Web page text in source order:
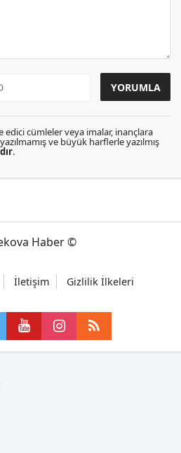
edici cümleler veya imalar, inançlara
ve büyük harflerle yazılmış
.
Haber ©
İletişim Gizlilik İlkeleri